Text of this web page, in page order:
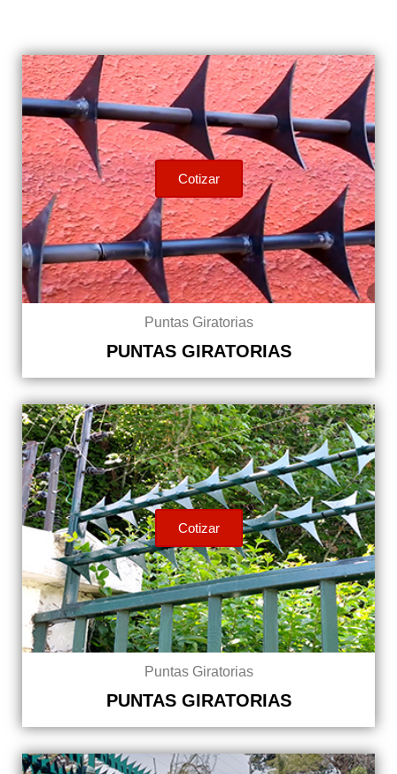
Cotizar
Puntas Giratorias
PUNTAS GIRATORIAS
Cotizar
Puntas Giratorias
PUNTAS GIRATORIAS